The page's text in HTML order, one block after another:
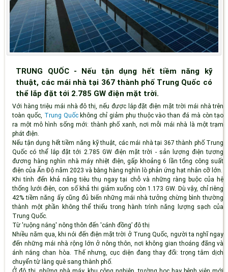
TRUNG QUỐC - Nếu tận dụng hết tiềm năng kỹ
thuật, các mái nhà tại 367 thành phố Trung Quốc có
thể lắp đặt tới 2.785 GW điện mặt trời.
Với hàng triệu mái nhà đô thị, nếu được lắp đặt điện mặt trời mái nhà trên
toàn quốc, Trung Quốckhông chỉ giảm phụ thuộc vào than đá mà còn tạo
ra một mô hình sống mới: thành phố xanh, nơi mỗi mái nhà là một trạm
phát điện.
Nếu tận dụng hết tiềm năng kỹ thuật, các mái nhà tại 367 thành phố Trung
Quốc có thể lắp đặt tới 2.785 GW điện mặt trời - sản lượng điện tương
đương hàng nghìn nhà máy nhiệt điện, gấp khoảng 6 lần tổng công suất
điện của Ấn Độ năm 2023 và bằng hàng nghìn lò phản ứng hạt nhân cỡ lớn.
Khi tính đến khả năng tiêu thụ ngay tại chỗ và những ràng buộc của hệ
thống lưới điện, con số khả thi giảm xuống còn 1.173 GW. Dù vậy, chỉ riêng
42% tiềm năng ấy cũng đủ biến những mái nhà tưởng chừng bình thường
thành một phần không thể thiếu trong hành trình năng lượng sạch của
Trung Quốc.
Từ 'ruộng nắng' nông thôn đến 'cánh đồng’ đô thị
Nhiều năm qua, khi nói đến điện mặt trời ở Trung Quốc, người ta nghĩ ngay
đến những mái nhà rộng lớn ở nông thôn, nơi không gian thoáng đãng và
ánh nắng chan hòa. Thế nhưng, cục diện đang thay đổi: trọng tâm dịch
chuyển từ làng quê sang thành phố.